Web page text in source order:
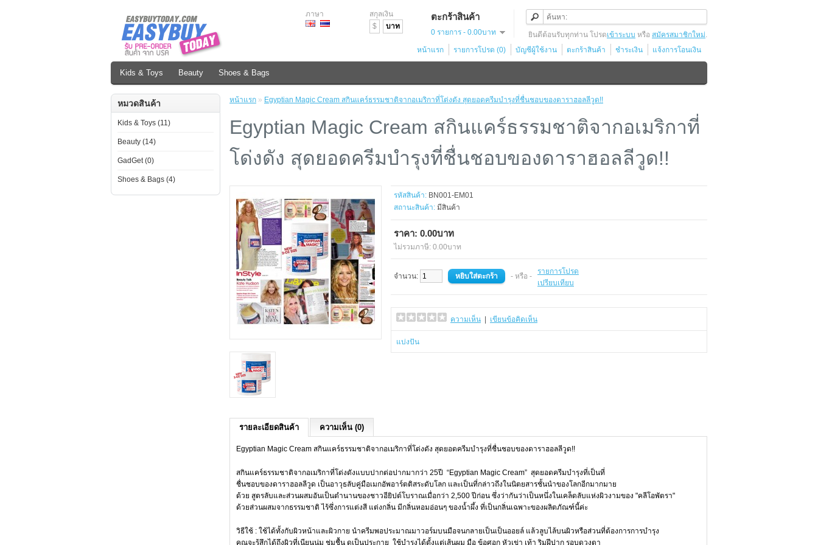
ภาษา
สกุลเงิน
$
บาท
ตะกร้าสินค้า
0 รายการ - 0.00บาท ยินดีต้อนรับทุกท่าน โปรดเข้าระบบ หรือ สมัครสมาชิกใหม่.
หน้าแรก
รายการโปรด (0) บัญชีผู้ใช้งาน ตะกร้าสินค้า ชำระเงิน แจ้งการโอนเงิน
Kids & Toys Beauty Shoes & Bags
หมวดสินค้า
Kids & Toys (11)
Beauty (14)
GadGet (0)
Shoes & Bags (4)
หน้าแรก » Egyptian Magic Cream สกินแคร์ธรรมชาติจากอเมริกาที่โด่งดัง สุดยอดครีมบำรุงที่ชื่นชอบของดาราฮอลลีวูด!!
Egyptian Magic Cream สกินแคร์ธรรมชาติจากอเมริกาที่
โด่งดัง สุดยอดครีมบำรุงที่ชื่นชอบของดาราฮอลลีวูด!!
รหัสสินค้า: BN001-EM01
สถานะสินค้า: มีสินค้า
ราคา: 0.00บาท
ไม่รวมภาษี: 0.00บาท
จำนวน: - หรือ -
รายการโปรด
เปรียบเทียบ
ความเห็น เขียนข้อคิดเห็น
แบ่งปัน
รายละเอียดสินค้า ความเห็น (0)
Egyptian Magic Cream สกินแคร์ธรรมชาติจากอเมริกาที่โด่งดัง สุดยอดครีมบำรุงที่ชื่นชอบของดาราฮอลลีวูด!!
สกินแคร์ธรรมชาติจากอเมริกาที่โด่งดังแบบปากต่อปากมากว่า 25ปี “Egyptian Magic Cream” สุดยอดครีมบำรุงที่เป็นที่
ชื่นชอบของดาราฮอลลีวูด เป็นอาวุธลับคู่มือเมกอัพอาร์ตติสระดับโลก และเป็นที่กล่าวถึงในนิตยสารชั้นนำของโลกอีกมากมาย
ด้วย สูตรลับและส่วนผสมอันเป็นตำนานของชาวอียิปต์โบราณเมื่อกว่า 2,500 ปีก่อน ซึ่งว่ากันว่าเป็นหนึ่งในเคล็ดลับแห่งผิวงามของ "คลีโอพัตรา"
ด้วยส่วนผสมจากธรรมชาติ ไร้ซึ่งการแต่งสี แต่งกลิ่น มีกลิ่นหอมอ่อนๆ ของน้ำผึ้ง ที่เป็นกลิ่นเฉพาะของผลิตภัณฑ์นี้ค่ะ
วิธีใช้ : ใช้ได้ทั้งกับผิวหน้าและผิวกาย นำครีมพอประมาณมาวอร์มบนมือจนกลายเป็นเป็นออยล์ แล้วลูบไล้บนผิวหรือส่วนที่ต้องการการบำรุง
คุณจะรู้สึกได้ถึงผิวที่เนียนนุ่ม ชุ่มชื้น ดูเป็นประกาย ใช้บำรุงได้ตั้งแต่เส้นผม มือ ข้อศอก หัวเข่า เท้า ริมฝีปาก รอบดวงตา